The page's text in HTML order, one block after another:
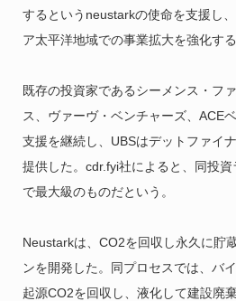
するというneustarkの使命を支援し
ア太平洋地域での事業拡大を強化す
既存の投資家であるシーメンス・フ
ス、ヴァーヴ・ベンチャーズ、ACE
支援を継続し、UBSはデットファイ
提供した。cdr.fyi社によると、同投
で最大級のものだという。
Neustarkは、CO2を回収し永久に貯
ンを開発した。同プロセスでは、バ
起源CO2を回収し、液化して建設廃